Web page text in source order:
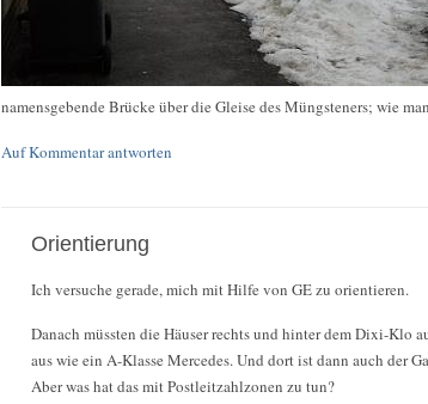
namensgebende Brücke über die Gleise des Müngsteners; wie
Auf Kommentar antworten
Orientierung
Ich versuche gerade, mich mit Hilfe von GE zu orientieren.
Danach müssten die Häuser rechts und hinter dem Dixi-Klo
aus wie ein A-Klasse Mercedes. Und dort ist dann auch der
Aber was hat das mit Postleitzahlzonen zu tun?